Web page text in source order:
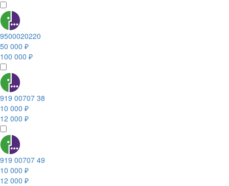
9500020220
50 000 ₽
100 000 ₽
919 00707 38
10 000 ₽
12 000 ₽
919 00707 49
10 000 ₽
12 000 ₽